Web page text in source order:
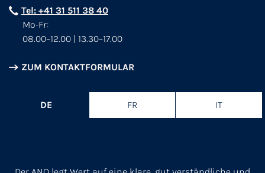
Tel: +41 31 511 38 40
Mo-Fr:
08.00–12.00 | 13.30–17.00
ZUM KONTAKTFORMULAR
DE FR IT